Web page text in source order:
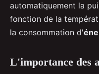
automatiquement la
fonction de la
la consommation d'
L'importance des